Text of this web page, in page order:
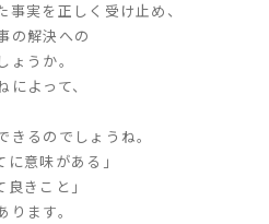
実を正しく受け止め、
の解決への
うか。
よって、
きるのでしょうね。
に意味がある」
きこと」
ます。